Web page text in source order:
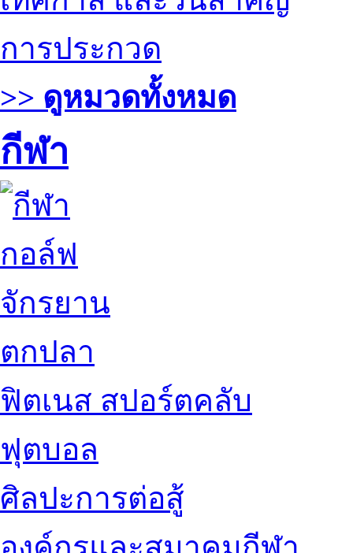
การประกวด
>> ดูหมวดทั้งหมด
กีฬา
กอล์ฟ
จักรยาน
ตกปลา
ฟิตเนส สปอร์ตคลับ
ฟุตบอล
ศิลปะการต่อสู้